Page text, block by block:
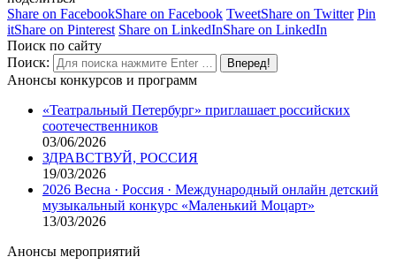
Share on FacebookShare on Facebook TweetShare on Twitter Pin
itShare on Pinterest Share on LinkedInShare on LinkedIn
Поиск по сайту
Поиск:
Анонсы конкурсов и программ
«Театральный Петербург» приглашает российских
соотечественников
03/06/2026
ЗДРАВСТВУЙ, РОССИЯ
19/03/2026
2026 Весна · Россия · Международный онлайн детский
музыкальный конкурс «Маленький Моцарт»
13/03/2026
Анонсы мероприятий